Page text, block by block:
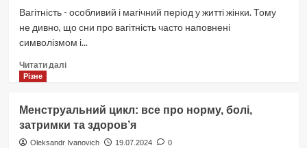
ризики
та
безпечні
Вагітність - особливий і магічний період у житті жінки. Тому
не дивно, що сни про вагітність часто наповнені
символізмом і...
Читати даліДокладніше
сниться
вагітність?
Повний
Різне
Менструальний цикл: все про норму, болі,
затримки та здоров’я
Oleksandr Ivanovich 19.07.2024 0